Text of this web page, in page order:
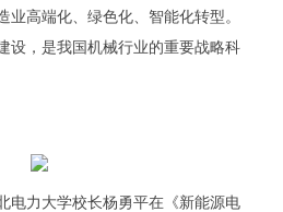
业高端化、绿色化、智能化转型。
设，是我国机械行业的重要战略科
电力大学校长杨勇平在《新能源电